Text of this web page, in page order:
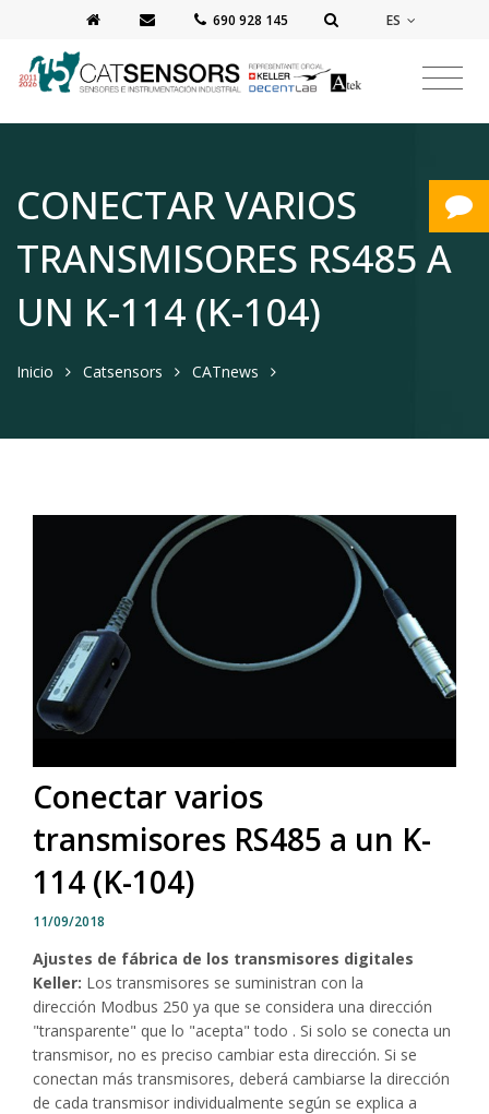
‭690 928 145‬ ES
CONECTAR VARIOS
TRANSMISORES RS485 A
UN K-114 (K-104)
Inicio Catsensors CATnews
Conectar varios
transmisores RS485 a un K-
114 (K-104)
11/09/2018
Ajustes de fábrica de los transmisores digitales
Keller: Los transmisores se suministran con la
dirección Modbus 250 ya que se considera una dirección
"transparente" que lo "acepta" todo . Si solo se conecta un
transmisor, no es preciso cambiar esta dirección. Si se
conectan más transmisores, deberá cambiarse la dirección
de cada transmisor individualmente según se explica a